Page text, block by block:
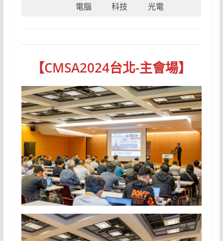
電腦
科技
光電
【CMSA2024台北-主會場】